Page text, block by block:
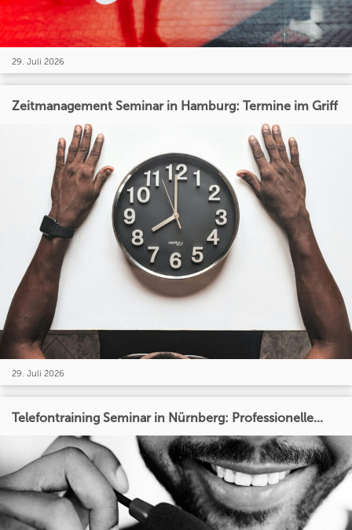
29. Juli 2026
Zeitmanagement Seminar in Hamburg: Termine im Griff
29. Juli 2026
Telefontraining Seminar in Nürnberg: Professionelle...